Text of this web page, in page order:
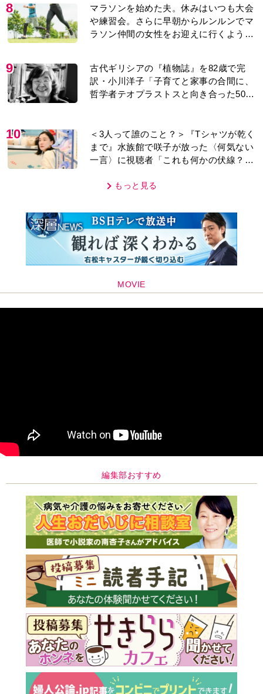
8
マラソンを始めた夫。休みはいつも大会
や練習会。さらに早朝からルンルンでマ
ラソン仲間の女性をお迎えに行くように
9
古代ギリシアの『植物誌』を82歳で完
訳・小川洋子「子育てと家事の合間に、
哲学者テオプラストスと向き合った50
10
＜3人って誰のこと？＞『Tシャツが乾く
まで』水族館で咲子が放った〈何気ない
一言〉に視聴者「これも何かの伏線？」
もっと見る
MOVIE
編集部おすすめ